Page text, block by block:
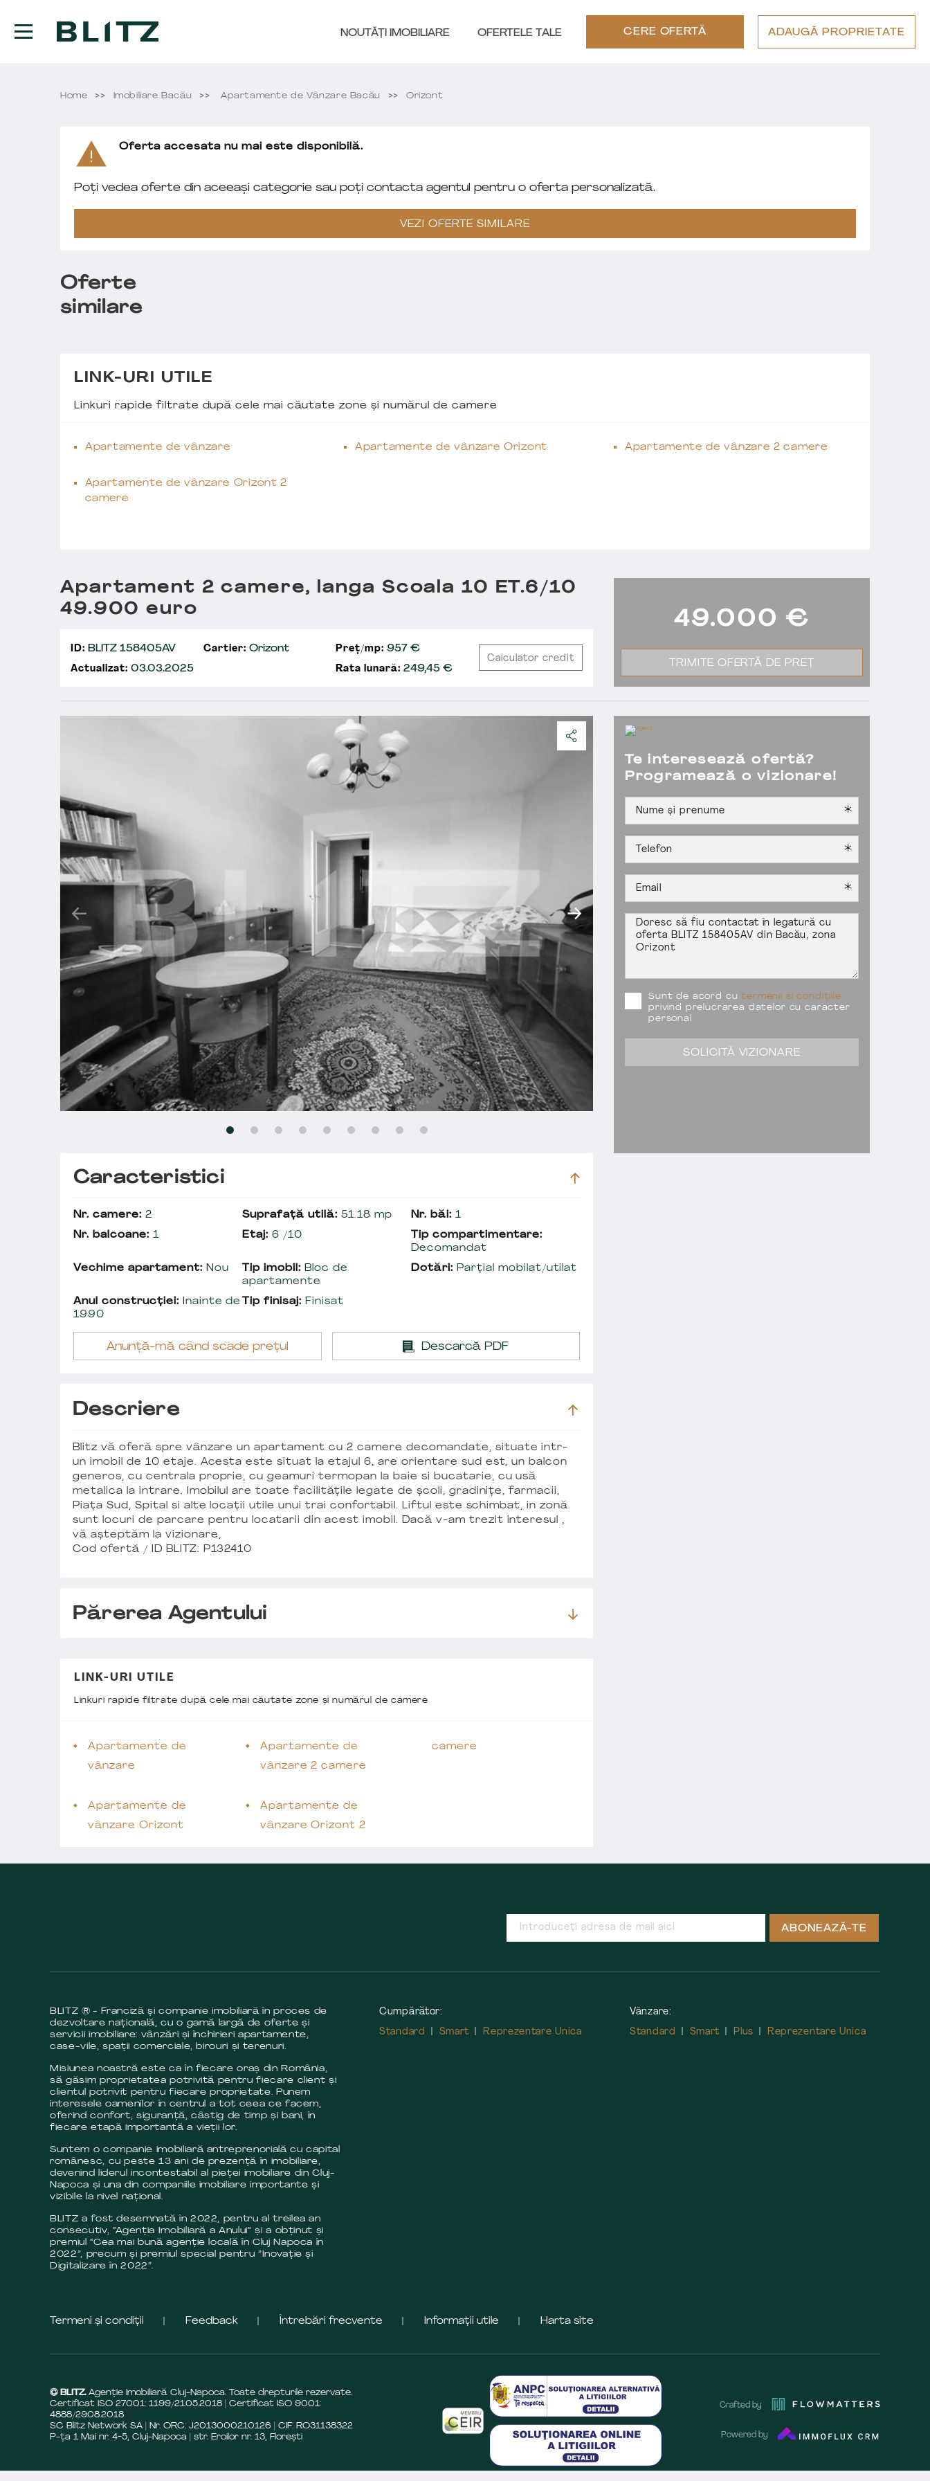
NOUTĂȚI IMOBILIARE OFERTELE TALE CERE OFERTĂ ADAUGĂ PROPRIETATE
Home Imobiliare Bacău Apartamente de Vânzare Bacău Orizont
Oferta accesata nu mai este disponibilă.
Poți vedea oferte din aceeași categorie sau poți contacta agentul pentru o oferta personalizată.
VEZI OFERTE SIMILARE
Oferte
similare
LINK-URI UTILE
Linkuri rapide filtrate după cele mai căutate zone și numărul de camere
Apartamente de vânzare Apartamente de vânzare Orizont Apartamente de vânzare 2 camere
Apartamente de vânzare Orizont 2
camere
Apartament 2 camere, langa Scoala 10 ET.6/10
49.900 euro
ID: BLITZ 158405AV Cartier: Orizont Preț/mp: 957 €
Actualizat: 03.03.2025 Rata lunară:249,45 €
Calculator credit
Te interesează ofertă?
Programează o vizionare!
Sunt de acord cutermenii si condițiile
privind prelucrarea datelor cu caracter
personal
SOLICITĂ VIZIONARE
49.000 €
TRIMITE OFERTĂ DE PREȚ
Caracteristici
Nr. camere: 2 Suprafață utilă: 51.18 mp Nr. băi: 1
Nr. balcoane: 1 Etaj: 6 /10
Tip compartimentare:
Decomandat
Vechime apartament: Nou Tip imobil: Bloc de
apartamente
Dotări: Parțial mobilat/utilat
Anul construcției: Inainte de
1990
Tip finisaj: Finisat
Anunță-mă când scade prețul Descarcă PDF
Descriere
Blitz vă oferă spre vânzare un apartament cu 2 camere decomandate, situate intr-
un imobil de 10 etaje. Acesta este situat la etajul 6, are orientare sud est, un balcon
generos, cu centrala proprie, cu geamuri termopan la baie si bucatarie, cu usă
metalica la intrare. Imobilul are toate facilitățile legate de școli, gradinițe, farmacii,
Piața Sud, Spital si alte locații utile unui trai confortabil. Liftul este schimbat, in zonă
sunt locuri de parcare pentru locatarii din acest imobil. Dacă v-am trezit interesul ,
vă așteptăm la vizionare,
Cod ofertă / ID BLITZ: P132410
Părerea Agentului
LINK-URI UTILE
Linkuri rapide filtrate după cele mai căutate zone și numărul de camere
Apartamente de
vânzare
Apartamente de
vânzare Orizont
Apartamente de
vânzare 2 camere
Apartamente de
vânzare Orizont 2
camere
ABONEAZĂ-TE
BLITZ ® - Franciză și companie imobiliară în proces de
dezvoltare națională, cu o gamă largă de oferte și
servicii imobiliare: vânzări și închirieri apartamente,
case-vile, spații comerciale, birouri și terenuri.
Misiunea noastră este ca în fiecare oraș din România,
să găsim proprietatea potrivită pentru fiecare client și
clientul potrivit pentru fiecare proprietate. Punem
interesele oamenilor în centrul a tot ceea ce facem,
oferind confort, siguranță, câstig de timp și bani, în
fiecare etapă importantă a vieții lor.
Suntem o companie imobiliară antreprenorială cu capital
românesc, cu peste 13 ani de prezență în imobiliare,
devenind liderul incontestabil al pieței imobiliare din Cluj-
Napoca și una din companiile imobiliare importante și
vizibile la nivel național.
BLITZ a fost desemnată în 2022, pentru al treilea an
consecutiv, “Agenția Imobiliară a Anului” și a obținut și
premiul “Cea mai bună agenție locală în Cluj Napoca în
2022”, precum și premiul special pentru ”Inovație și
Digitalizare în 2022”.
Cumpărător:
Standard
Smart Reprezentare Unica
Vânzare:
Standard
Smart Plus Reprezentare Unica
Termeni și condiții Feedback Întrebări frecvente Informații utile Harta site
© BLITZ. Agenție Imobiliară Cluj-Napoca. Toate drepturile rezervate.
Certificat ISO 27001: 1199/21.05.2018 | Certificat ISO 9001:
4888/29.08.2018
SC Blitz Network SA | Nr. ORC: J2013000210126 | CIF: RO31138322
P-ța 1 Mai nr. 4-5, Cluj-Napoca | str. Eroilor nr. 13, Florești
Crafted by
Powered by